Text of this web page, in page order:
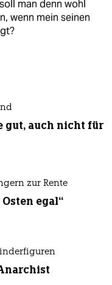
man denn wohl
wenn mein seinen
gut, auch nicht für
zur Rente
egal“